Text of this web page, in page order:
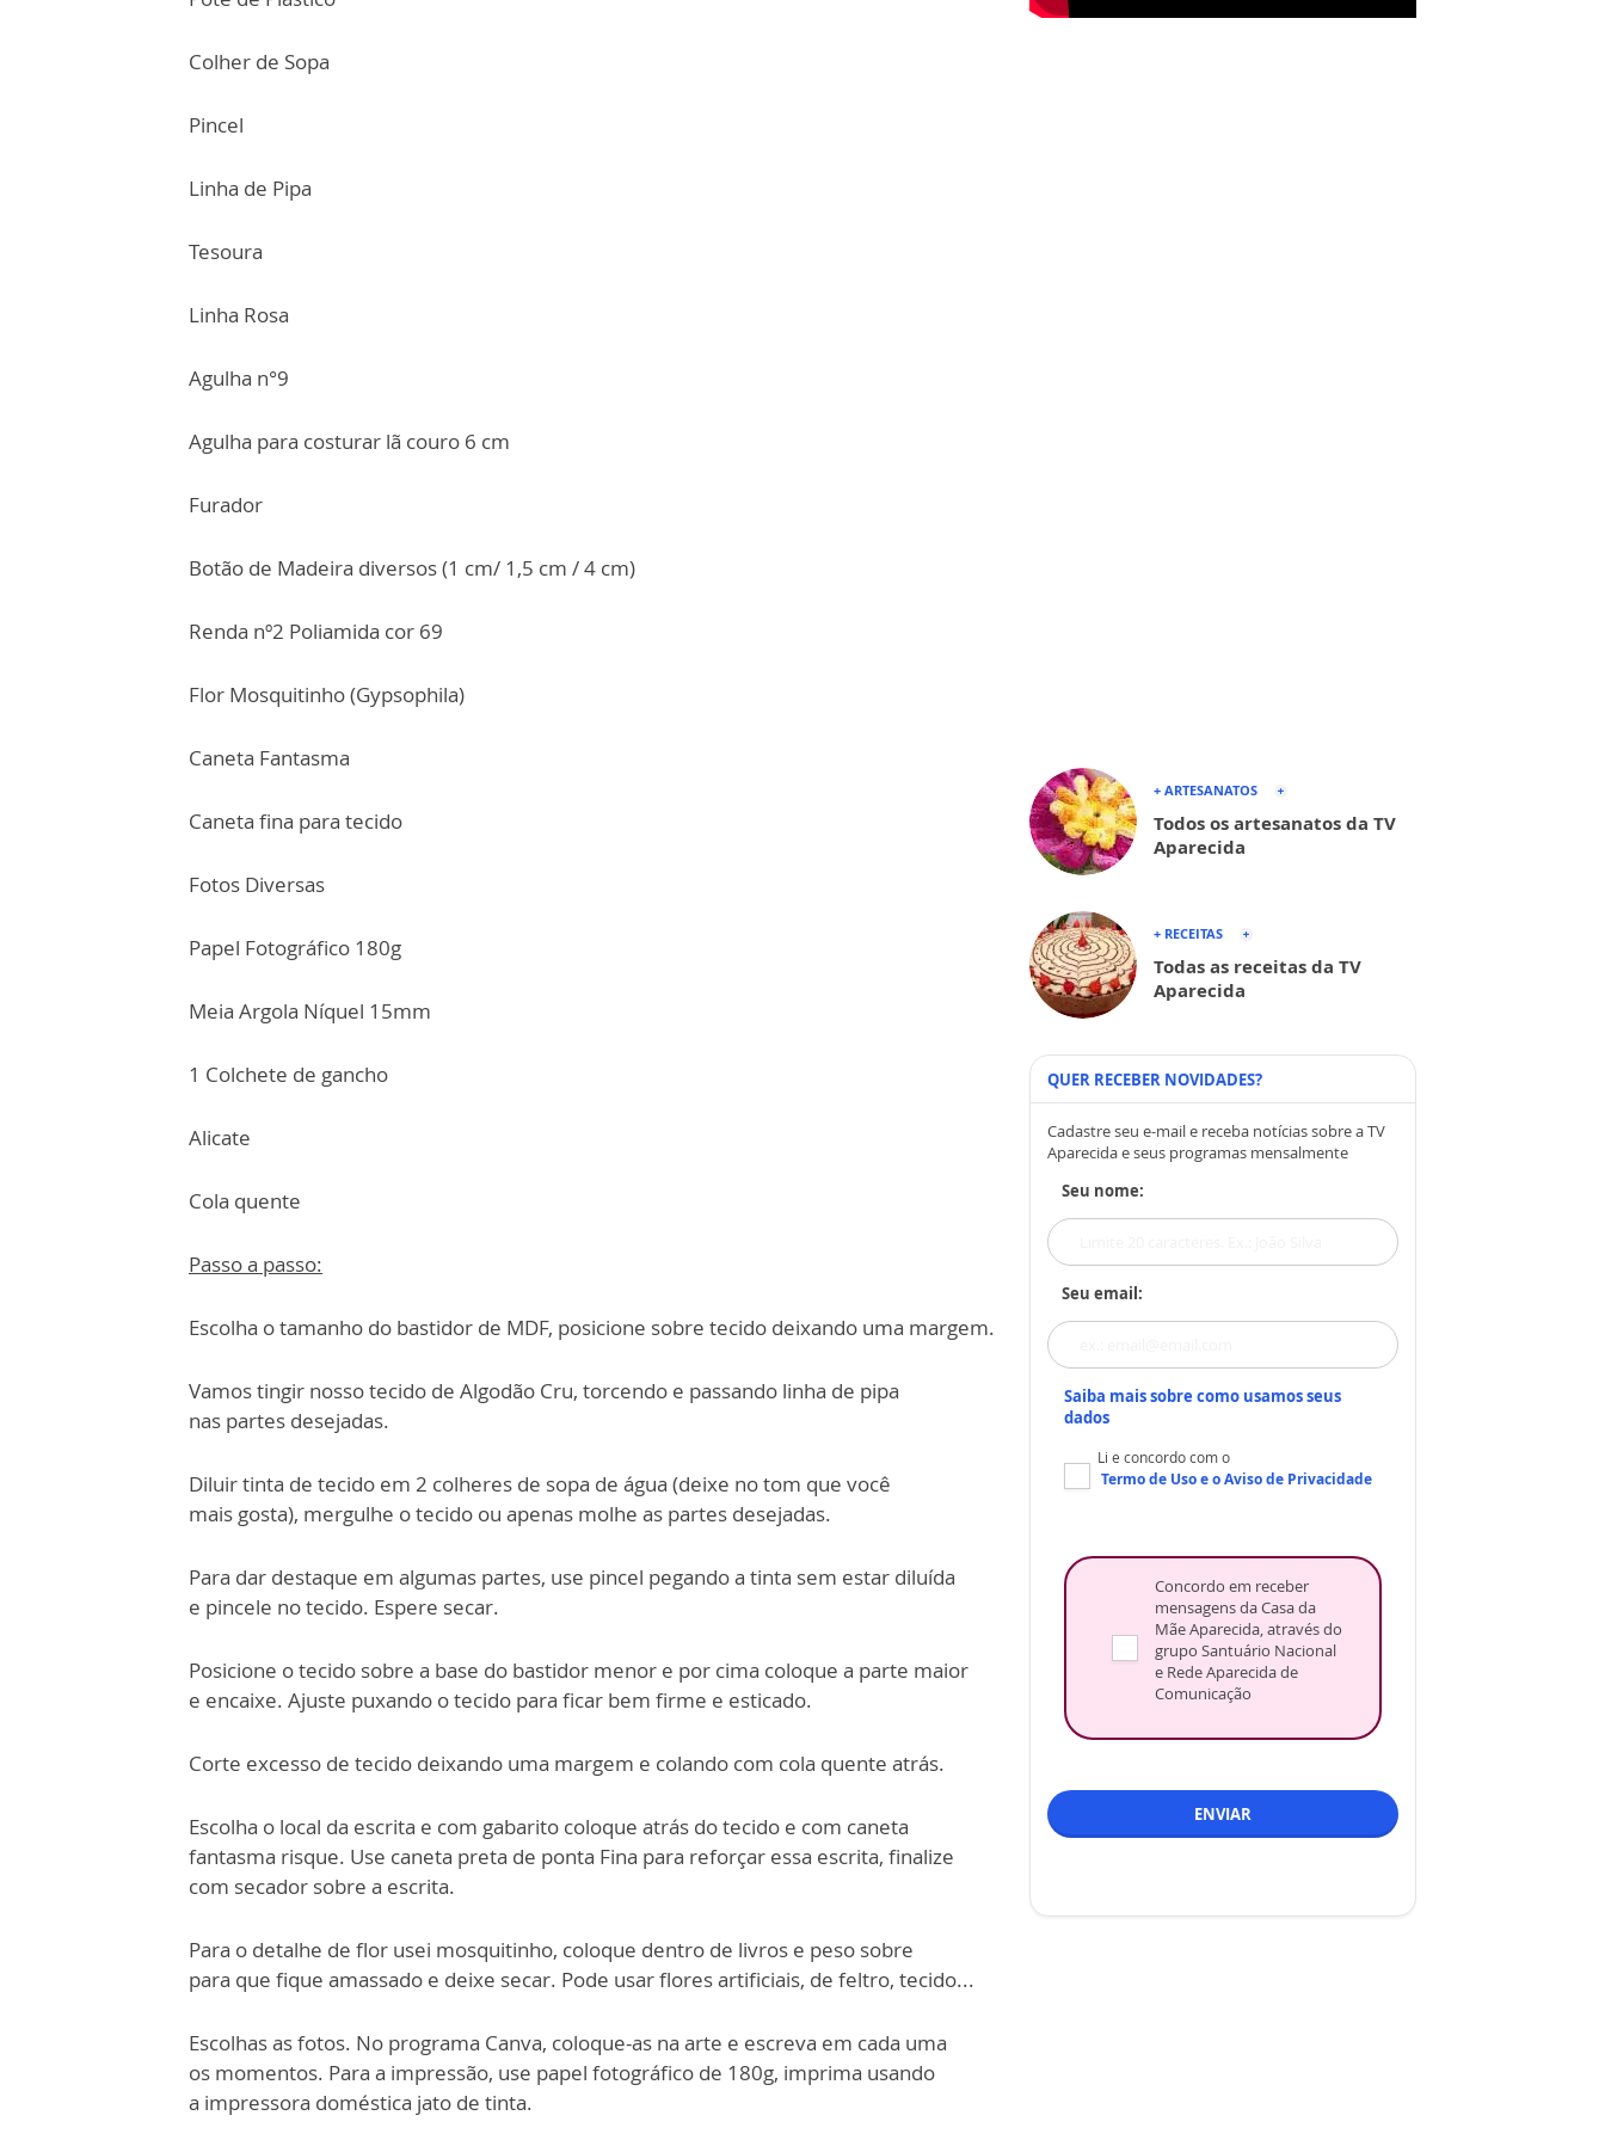
Colher de Sopa
Pincel
Linha de Pipa
Tesoura
Linha Rosa
Agulha n°9
Agulha para costurar lã couro 6 cm
Furador
Botão de Madeira diversos (1 cm/ 1,5 cm / 4 cm)
Renda nº2 Poliamida cor 69
Flor Mosquitinho (Gypsophila)
Caneta Fantasma
Caneta fina para tecido
Fotos Diversas
Papel Fotográfico 180g
Meia Argola Níquel 15mm
1 Colchete de gancho
Alicate
Cola quente
Passo a passo:
Escolha o tamanho do bastidor de MDF, posicione sobre tecido deixando uma margem.
Vamos tingir nosso tecido de Algodão Cru, torcendo e passando linha de pipa
nas partes desejadas.
Diluir tinta de tecido em 2 colheres de sopa de água (deixe no tom que você
mais gosta), mergulhe o tecido ou apenas molhe as partes desejadas.
Para dar destaque em algumas partes, use pincel pegando a tinta sem estar diluída
e pincele no tecido. Espere secar.
Posicione o tecido sobre a base do bastidor menor e por cima coloque a parte maior
e encaixe. Ajuste puxando o tecido para ficar bem firme e esticado.
Corte excesso de tecido deixando uma margem e colando com cola quente atrás.
Escolha o local da escrita e com gabarito coloque atrás do tecido e com caneta
fantasma risque. Use caneta preta de ponta Fina para reforçar essa escrita, finalize
com secador sobre a escrita.
Para o detalhe de flor usei mosquitinho, coloque dentro de livros e peso sobre
para que fique amassado e deixe secar. Pode usar flores artificiais, de feltro, tecido...
Escolhas as fotos. No programa Canva, coloque-as na arte e escreva em cada uma
os momentos. Para a impressão, use papel fotográfico de 180g, imprima usando
a impressora doméstica jato de tinta.
+ ARTESANATOS
Todos os artesanatos da TV
Aparecida
+ RECEITAS
Todas as receitas da TV
Aparecida
QUER RECEBER NOVIDADES?
Cadastre seu e-mail e receba notícias sobre a TV
Aparecida e seus programas mensalmente
Seu nome:
Seu email:
Saiba mais sobre como usamos seus
dados
Li e concordo com o
Termo de Usoe oAviso de Privacidade
Concordo em receber
mensagens da Casa da
Mãe Aparecida, através do
grupo Santuário Nacional
e Rede Aparecida de
Comunicação
ENVIAR